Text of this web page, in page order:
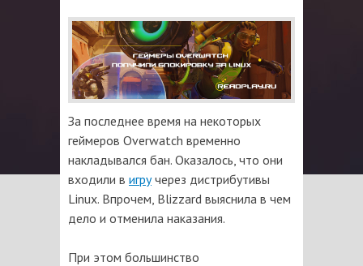
За последнее время на некоторых
геймеров Overwatch временно
накладывался бан. Оказалось, что они
входили в игручерез дистрибутивы
Linux. Впрочем, Blizzard выяснила в чем
дело и отменила наказания.
При этом большинство